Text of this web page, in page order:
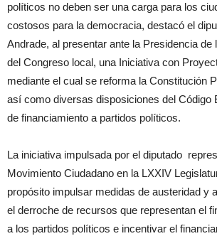
políticos no deben ser una carga para los
costosos para la democracia, destacó el
Andrade, al presentar ante la Presidencia de
del Congreso local, una Iniciativa con
mediante el cual se reforma la Constitución
así como diversas disposiciones del Código
de financiamiento a partidos políticos.
La iniciativa impulsada por el diputado
Movimiento Ciudadano en la LXXIV
propósito impulsar medidas de austeridad y
el derroche de recursos que representan el
a los partidos políticos e incentivar el